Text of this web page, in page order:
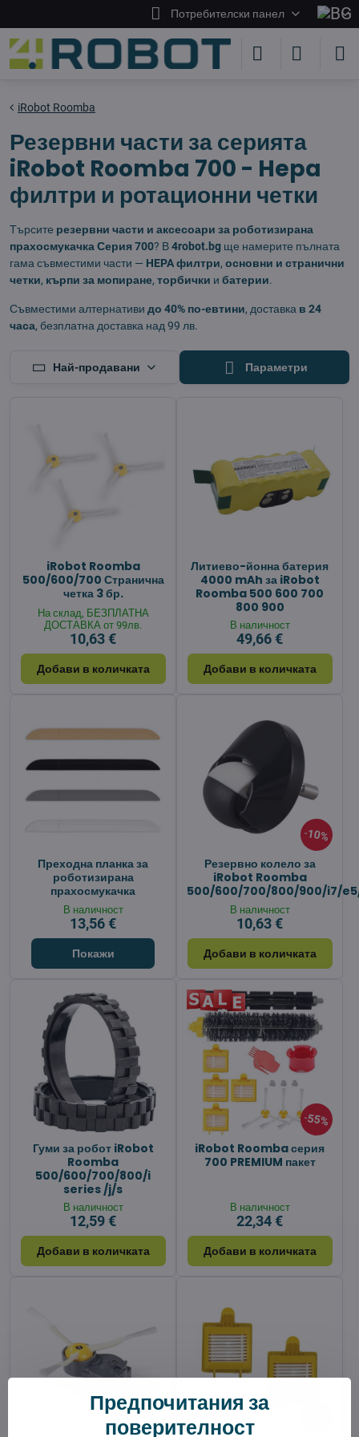
Потребителски панел
iRobot Roomba
Резервни части за серията
iRobot Roomba 700 - Hepa
филтри и ротационни четки
Търсите резервни части и аксесоари за роботизирана
прахосмукачка Серия 700? В4robot.bg ще намерите пълната
гама съвместими части — HEPA филтри, основни и странични
четки, кърпи за мопиране, торбички и батерии.
Съвместими алтернативи до 40% по-евтини, доставка в 24
часа, безплатна доставка над 99 лв.
Най-продавани Параметри
iRobot Roomba
500/600/700 Странична
четка 3 бр.
На склад, БЕЗПЛАТНА
ДОСТАВКА от 99лв.
10,63 €
Добави в количката
Литиево-йонна батерия
4000 mAh за iRobot
Roomba 500 600 700
800 900
В наличност
49,66 €
Добави в количката
Преходна планка за
роботизирана
прахосмукачка
В наличност
13,56 €
Покажи
10%
Резервно колело за
iRobot Roomba
500/600/700/800/900/i7/
В наличност
10,63 €
Добави в количката
Гуми за робот iRobot
Roomba
500/600/700/800/i
series /j/s
В наличност
12,59 €
Добави в количката
55%
iRobot Roomba серия
700 PREMIUM пакет
В наличност
22,34 €
Добави в количката
Предпочитания за
поверителност